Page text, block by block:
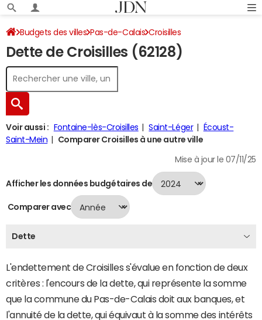
Budgets des villes Pas-de-Calais Croisilles
Dette au 31/12/2024
Dette de Croisilles (62128)
Voir aussi : Fontaine-lès-Croisilles Saint-Léger
Écoust-
Saint-Mein
Comparer Croisilles à une autre ville
Mise à jour le 07/11/25
Afficher les données budgétaires de
Comparer avec
Dette
L'endettement de Croisilles s'évalue en fonction de deux
critères : l'encours de la dette, qui représente la somme
que la commune du Pas-de-Calais doit aux banques, et
l'annuité de la dette, qui équivaut à la somme des intérêts